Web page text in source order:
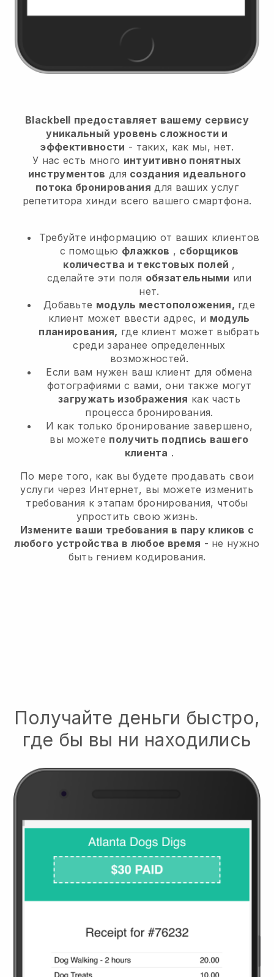
Blackbell предоставляет вашему сервису
уникальный уровень сложности и
эффективности - таких, как мы, нет.
У нас есть много интуитивно понятных
инструментов для создания идеального
потока бронирования для ваших услуг
репетитора хинди всего вашего смартфона.
Требуйте информацию от ваших клиентов
с помощью флажков , сборщиков
количества и текстовых полей ,
сделайте эти поля обязательными или
нет.
Добавьте модуль местоположения, где
клиент может ввести адрес, и модуль
планирования, где клиент может выбрать
среди заранее определенных
возможностей.
Если вам нужен ваш клиент для обмена
фотографиями с вами, они также могут
загружать изображения как часть
процесса бронирования.
И как только бронирование завершено,
вы можете получить подпись вашего
клиента .
По мере того, как вы будете продавать свои
услуги через Интернет, вы можете изменить
требования к этапам бронирования, чтобы
упростить свою жизнь.
Измените ваши требования в пару кликов с
любого устройства в любое время - не нужно
быть гением кодирования.
Получайте деньги быстро,
где бы вы ни находились